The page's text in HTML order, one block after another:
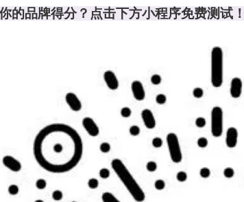
的品牌得分？点击下方小程序免费测试！